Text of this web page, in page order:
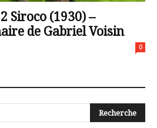
Siroco (1930) –
de Gabriel Voisin
0